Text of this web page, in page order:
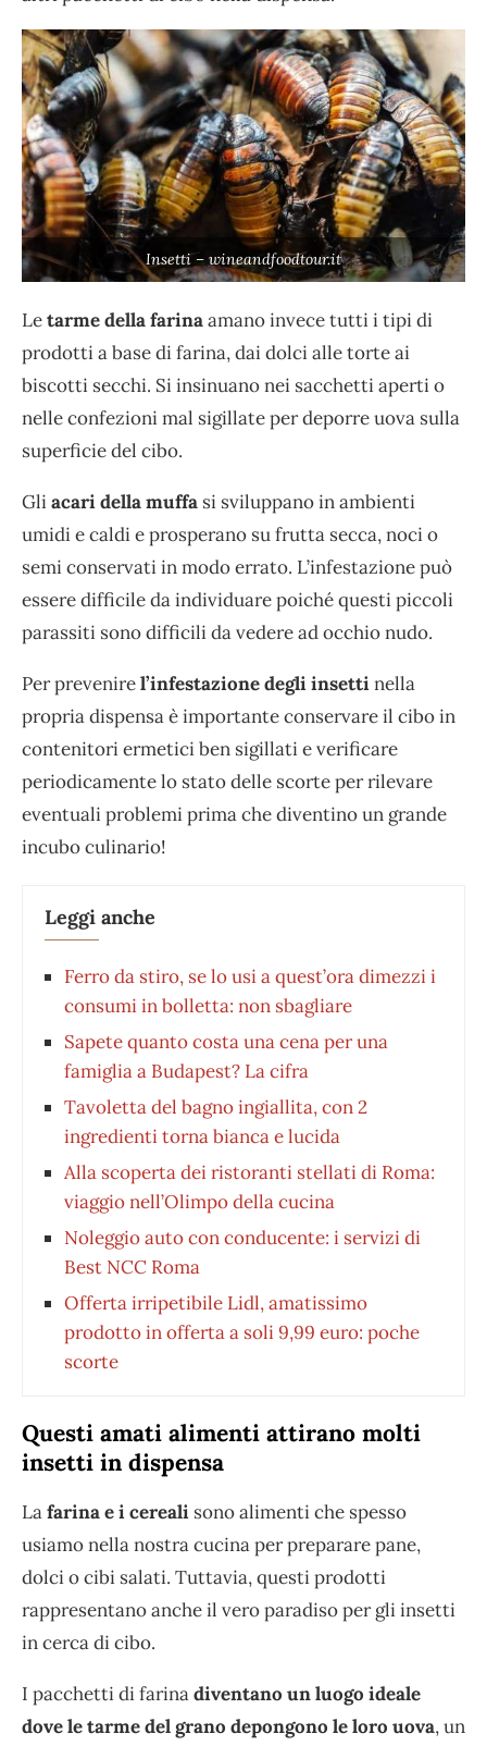
Insetti – wineandfoodtour.it
Letarme della farinaamano invece tutti i tipi di
prodotti a base di farina, dai dolci alle torte ai
biscotti secchi. Si insinuano nei sacchetti aperti o
nelle confezioni mal sigillate per deporre uova sulla
superficie del cibo.
Gliacari della muffa si sviluppano in ambienti
umidi e caldi e prosperano su frutta secca, noci o
semi conservati in modo errato. L’infestazione può
essere difficile da individuare poiché questi piccoli
parassiti sono difficili da vedere ad occhio nudo.
Per prevenirel’infestazione degli insettinella
propria dispensa è importante conservare il cibo in
contenitori ermetici ben sigillati e verificare
periodicamente lo stato delle scorte per rilevare
eventuali problemi prima che diventino un grande
incubo culinario!
Leggi anche
Ferro da stiro, se lo usi a quest’ora dimezzi i
consumi in bolletta: non sbagliare
Sapete quanto costa una cena per una
famiglia a Budapest? La cifra
Tavoletta del bagno ingiallita, con 2
ingredienti torna bianca e lucida
Alla scoperta dei ristoranti stellati di Roma:
viaggio nell’Olimpo della cucina
Noleggio auto con conducente: i servizi di
Best NCC Roma
Offerta irripetibile Lidl, amatissimo
prodotto in offerta a soli 9,99 euro: poche
scorte
Questi amati alimenti attirano molti
insetti in dispensa
Lafarina e i cereali sono alimenti che spesso
usiamo nella nostra cucina per preparare pane,
dolci o cibi salati. Tuttavia, questi prodotti
rappresentano anche il vero paradiso per gli insetti
in cerca di cibo.
I pacchetti di farinadiventano un luogo ideale
dove le tarme del grano depongono le loro uova, un